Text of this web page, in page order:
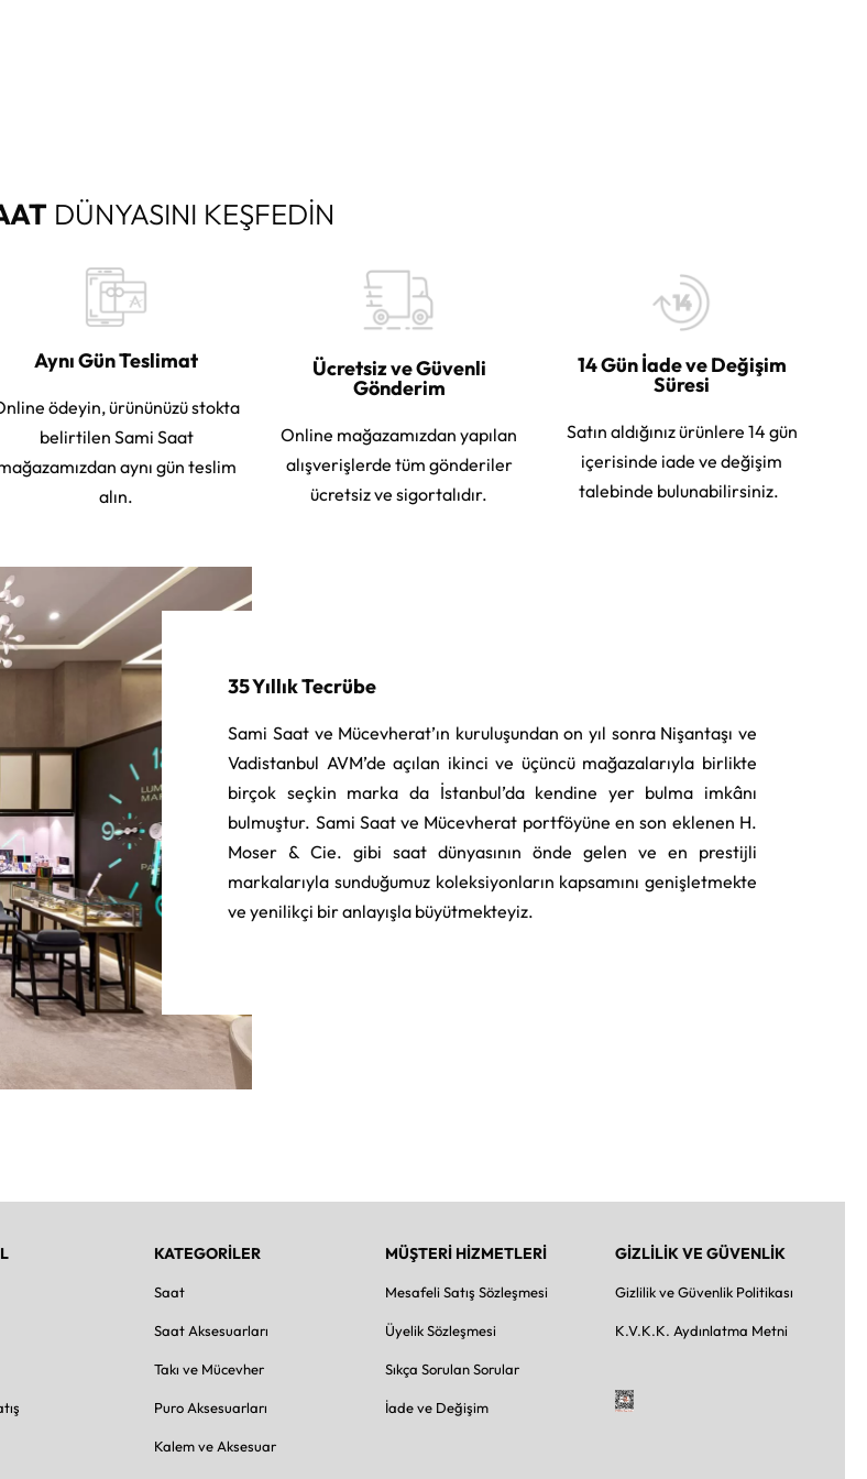
DÜNYASINI KEŞFEDİN
Aynı Gün Teslimat
ödeyin, ürününüzü stokta
belirtilen Sami Saat
aynı gün teslim
alın.
Ücretsiz ve Güvenli
Gönderim
Online mağazamızdan yapılan
alışverişlerde tüm gönderiler
ücretsiz ve sigortalıdır.
14 Gün İade ve Değişim
Süresi
Satın aldığınız ürünlere 14 gün
içerisinde iade ve değişim
talebinde bulunabilirsiniz.
35 Yıllık Tecrübe
Sami Saat ve Mücevherat’ın kuruluşundan on yıl sonra Nişantaşı ve
Vadistanbul AVM’de açılan ikinci ve üçüncü mağazalarıyla birlikte
birçok seçkin marka da İstanbul’da kendine yer bulma imkânı
bulmuştur. Sami Saat ve Mücevherat portföyüne en son eklenen H.
Moser & Cie. gibi saat dünyasının önde gelen ve en prestijli
markalarıyla sunduğumuz koleksiyonların kapsamını genişletmekte
ve yenilikçi bir anlayışla büyütmekteyiz.
KATEGORİLER
Saat
Saat Aksesuarları
Takı ve Mücevher
Puro Aksesuarları
Kalem ve Aksesuar
MÜŞTERİ HİZMETLERİ
Mesafeli Satış Sözleşmesi
Üyelik Sözleşmesi
Sıkça Sorulan Sorular
İade ve Değişim
GİZLİLİK VE GÜVENLİK
Gizlilik ve Güvenlik Politikası
K.V.K.K. Aydınlatma Metni